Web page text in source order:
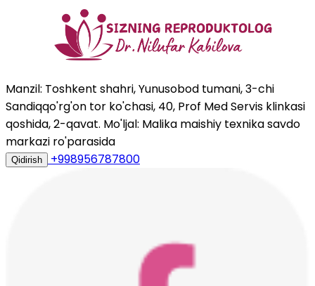
Manzil: Toshkent shahri, Yunusobod tumani, 3-chi
Sandiqqo'rg'on tor ko'chasi, 40, Prof Med Servis klinkasi
qoshida, 2-qavat. Mo'ljal: Malika maishiy texnika savdo
markazi ro'parasida
Qidirish +998956787800